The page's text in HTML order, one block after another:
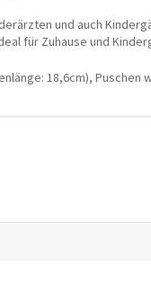
und auch
für Zuhause und
18,6cm), Puschen